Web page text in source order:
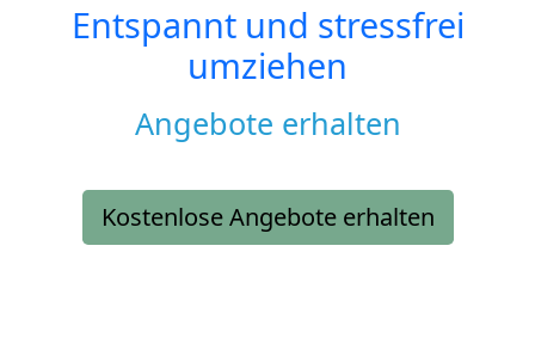
Entspannt und stressfrei
umziehen
Angebote erhalten
Kostenlose Angebote erhalten